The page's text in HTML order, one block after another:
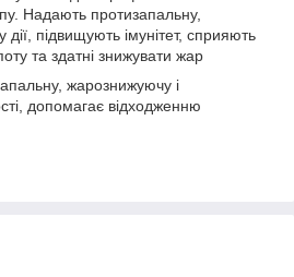
Надають протизапальну,
дії, підвищують імунітет, сприяють
та здатні знижувати жар
жарознижуючу і
допомагає відходженню